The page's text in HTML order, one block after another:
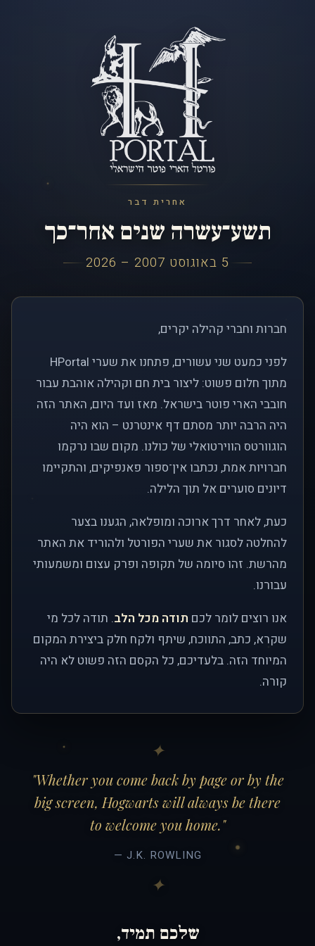
אחרית דבר
תשע־עשרה שנים אחר־כך
5 באוגוסט 2007 – 2026
חברות וחברי קהילה יקרים,
לפני כמעט שני עשורים, פתחנו את שערי HPortal
מתוך חלום פשוט: ליצור בית חם וקהילה אוהבת עבור
חובבי הארי פוטר בישראל. מאז ועד היום, האתר הזה
היה הרבה יותר מסתם דף אינטרנט – הוא היה
הוגוורטס הווירטואלי של כולנו. מקום שבו נרקמו
חברויות אמת, נכתבו אין־ספור פאנפיקים, והתקיימו
דיונים סוערים אל תוך הלילה.
כעת, לאחר דרך ארוכה ומופלאה, הגענו בצער
להחלטה לסגור את שערי הפורטל ולהוריד את האתר
מהרשת. זהו סיומה של תקופה ופרק עצום ומשמעותי
עבורנו.
אנו רוצים לומר לכם תודה מכל הלב. תודה לכל מי
שקרא, כתב, התווכח, שיתף ולקח חלק ביצירת המקום
המיוחד הזה. בלעדיכם, כל הקסם הזה פשוט לא היה
קורה.
"Whether you come back by page or by the
big screen, Hogwarts will always be there
to welcome you home."
— J.K. ROWLING
שלכם תמיד,